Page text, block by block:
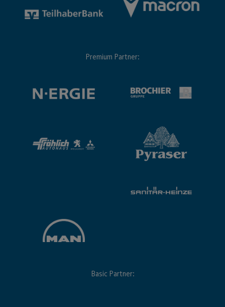
Premium Partner:
Basic Partner: